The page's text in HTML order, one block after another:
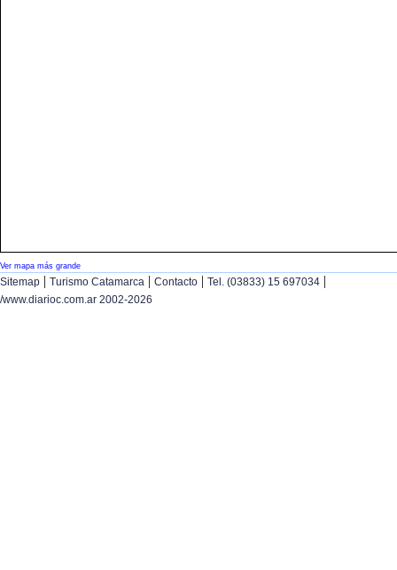
Ver mapa más grande
Sitemap | Turismo Catamarca | Contacto | Tel. (03833) 15 697034 |
/www.diarioc.com.ar 2002-2026